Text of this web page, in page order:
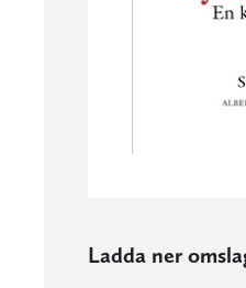
Ladda ner